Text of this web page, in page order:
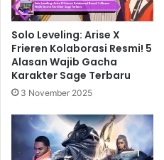
Solo Leveling: Arise X
Frieren Kolaborasi Resmi! 5
Alasan Wajib Gacha
Karakter Sage Terbaru
3 November 2025